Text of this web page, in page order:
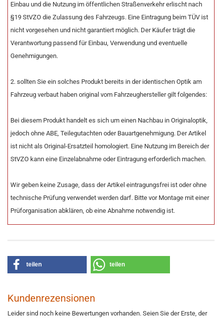
Einbau und die Nutzung im öffentlichen Straßenverkehr erlischt nach
§19 StVZO die Zulassung des Fahrzeugs. Eine Eintragung beim TÜV ist
nicht vorgesehen und nicht garantiert möglich. Der Käufer trägt die
Verantwortung passend für Einbau, Verwendung und eventuelle
Genehmigungen.
2. sollten Sie ein solches Produkt bereits in der identischen Optik am
Fahrzeug verbaut haben original vom Fahrzeughersteller gilt folgendes:
Bei diesem Produkt handelt es sich um einen Nachbau in Originaloptik,
jedoch ohne ABE, Teilegutachten oder Bauartgenehmigung. Der Artikel
ist nicht als Original-Ersatzteil homologiert. Eine Nutzung im Bereich der
StVZO kann eine Einzelabnahme oder Eintragung erforderlich machen.
Wir geben keine Zusage, dass der Artikel eintragungsfrei ist oder ohne
technische Prüfung verwendet werden darf. Bitte vor Montage mit einer
Prüforganisation abklären, ob eine Abnahme notwendig ist.
teilen teilen
Kundenrezensionen
Leider sind noch keine Bewertungen vorhanden. Seien Sie der Erste, der